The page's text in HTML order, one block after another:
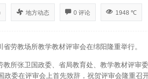
地方动态 0 评论 1948 ℃
教场所教学教材评审会在绵阳隆重举行。
张卫国政委、省局教育处、教学教材评审
政委在评审会上首先致辞，祝贺评审会隆重召